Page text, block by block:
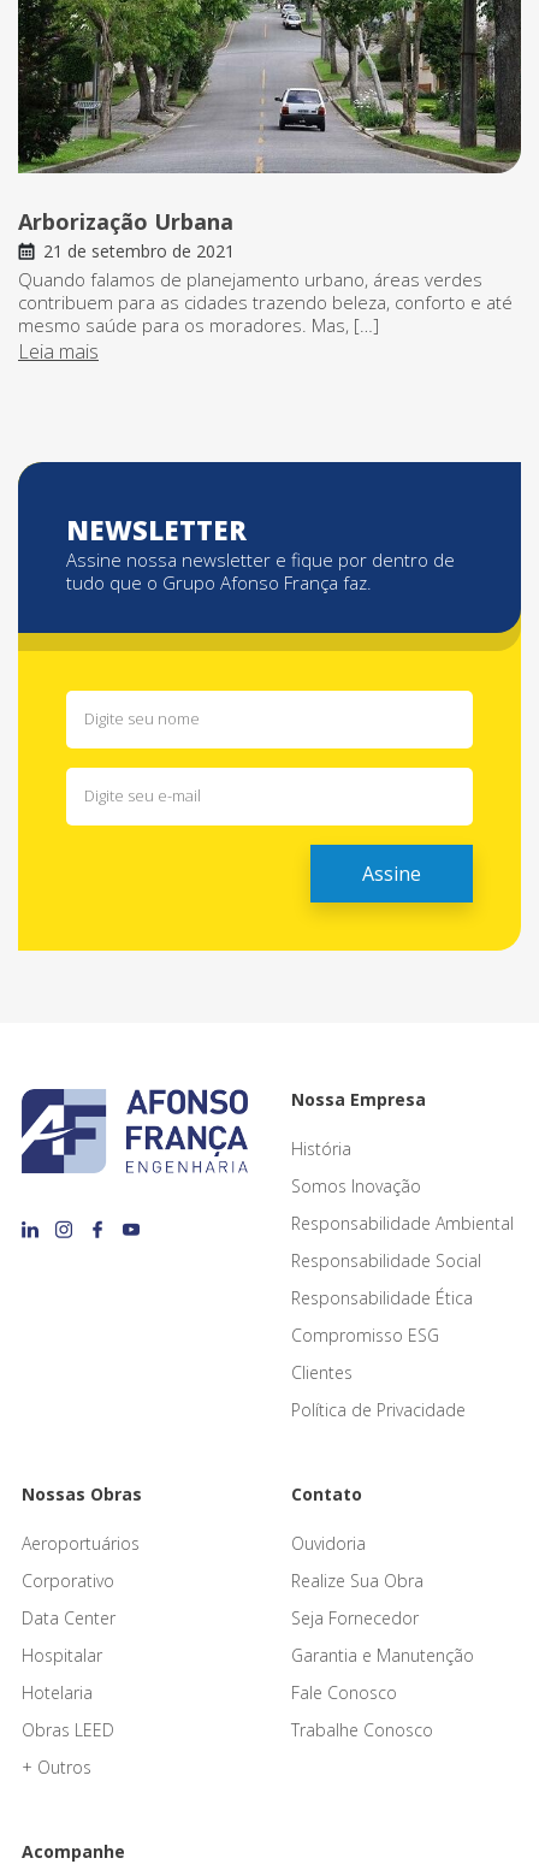
Arborização Urbana
21 de setembro de 2021
Quando falamos de planejamento urbano, áreas verdes
contribuem para as cidades trazendo beleza, conforto e até
mesmo saúde para os moradores. Mas, […]
Leia mais
NEWSLETTER
Assine nossa newsletter e fique por dentro de
tudo que o Grupo Afonso França faz.
Nossa Empresa
História
Somos Inovação
Responsabilidade Ambiental
Responsabilidade Social
Responsabilidade Ética
Compromisso ESG
Clientes
Política de Privacidade
Nossas Obras
Aeroportuários
Corporativo
Data Center
Hospitalar
Hotelaria
Obras LEED
+ Outros
Contato
Ouvidoria
Realize Sua Obra
Seja Fornecedor
Garantia e Manutenção
Fale Conosco
Trabalhe Conosco
Acompanhe